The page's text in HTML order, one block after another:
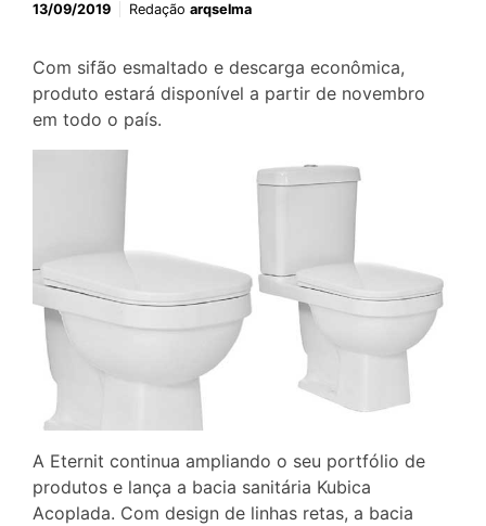
13/09/2019 Redação arqselma
Com sifão esmaltado e descarga econômica,
produto estará disponível a partir de novembro
em todo o país.
A Eternit continua ampliando o seu portfólio de
produtos e lança a bacia sanitária Kubica
Acoplada. Com design de linhas retas, a bacia